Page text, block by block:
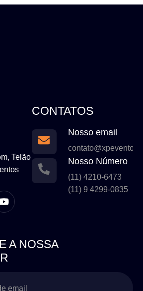
Telão
CONTATOS
Nosso email
Nosso Número
(11) 4210-6473
(11) 9 4299-0835
A NOSSA